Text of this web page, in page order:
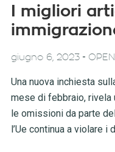
I migliori
giugno 6, 2023-
Una nuova inchiesta
mese di febbraio,
le omissioni da parte
l’Ue continua a violare